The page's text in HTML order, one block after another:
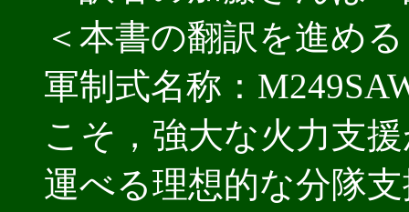
＜本書の翻訳を進め
軍制式名称：
こそ，強大な火力支
運べる理想的な分隊